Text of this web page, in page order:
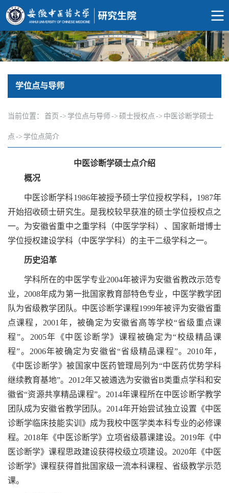
学位点与导师
当前位置： 首页 -> 学位点与导师-> 硕士授权点 -> 中医诊断学硕士
点 -> 学位点简介
中医诊断学硕士点介绍
概况
中医诊断学科1986年被授予硕士学位授权学科，1987年
开始招收硕士研究生。是我校较早获准的硕士学位授权点之
一。为安徽省重中之重学科（中医学学科）、国家新增博士
学位授权建设学科（中医学学科）的主干二级学科之一。
历史沿革
学科所在的中医学专业2004年被评为安徽省教改示范专
业，2008年成为第一批国家教育部特色专业，中医学教学团
队为省级教学团队。中医诊断学课程1999年被评为安徽省重
点课程，2001年，被确定为安徽省高等学校“省级重点课
程”。2005年《中医诊断学》课程被确定为“校级精品课
程”。2006年被确定为安徽省“省级精品课程”。2010年，
《中医诊断学》被国家中医药管理局列为“中医药优势学科
继续教育基地”。2012年又被遴选为安徽省B类重点学科和安
徽省“资源共享精品课程”。2014年课程所在中医诊断学教学
团队成为安徽省教学团队。2014年开始尝试独立设置《中医
诊断学临床技能实训》成为我校中医学类本科专业的必修课
程。2018年《中医诊断学》立项省级慕课建设。2019年《中
医诊断学》课程思政建设获得校级立项建设。2020年《中医
诊断学》课程获得首批国家级一流本科课程、省级教学示范
课。